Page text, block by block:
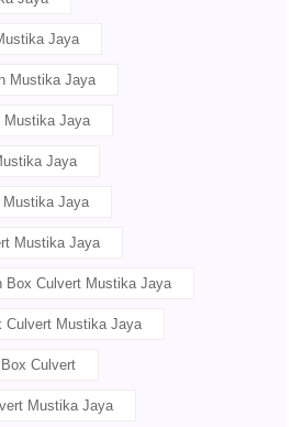
Jaya
Mustika Jaya
Mustika Jaya
Jaya
Mustika Jaya
Mustika Jaya
Box Culvert Mustika Jaya
Culvert Mustika Jaya
Culvert
Mustika Jaya